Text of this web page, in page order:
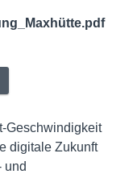
Geschwindigkeit
digitale Zukunft
und